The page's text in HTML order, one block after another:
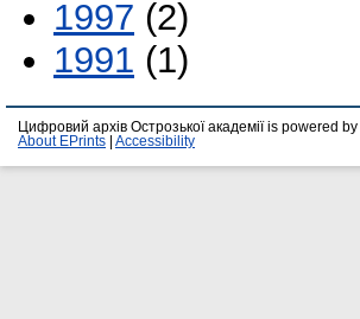
1997 (2)
1991 (1)
Цифровий архів Острозької академії is powered by
About EPrints
Accessibility